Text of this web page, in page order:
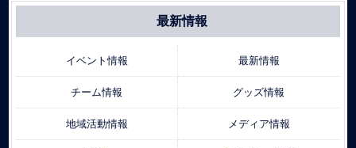
最新情報
イベント情報 最新情報
チーム情報 グッズ情報
地域活動情報 メディア情報